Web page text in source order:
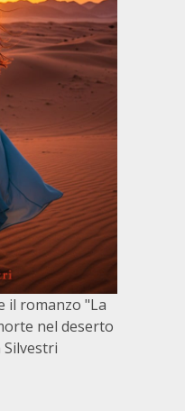
il romanzo "La
nel deserto
Silvestri